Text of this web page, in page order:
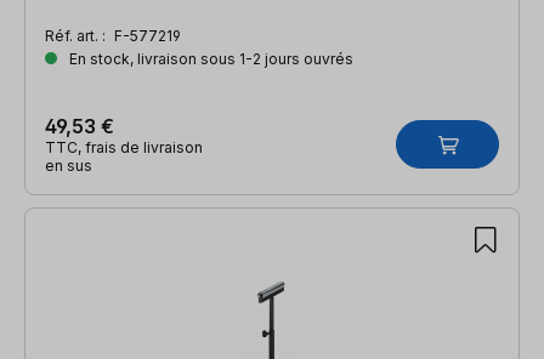
Réf. art. : F-577219
En stock, livraison sous 1-2 jours ouvrés
49,53 €
TTC, frais de livraison
en sus